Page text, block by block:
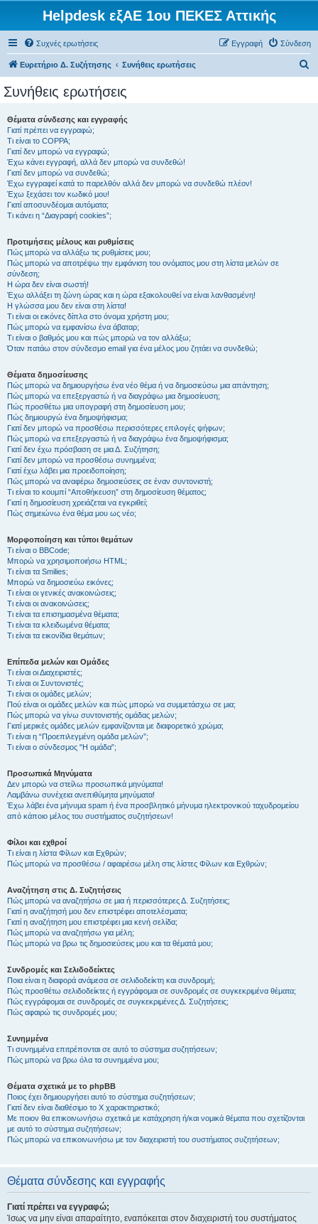
Helpdesk εξΑΕ 1ου ΠΕΚΕΣ Αττικής
Συχνές ερωτήσεις Σύνδεση
Εγγραφή
Ευρετήριο Δ. Συζήτησης Συνήθεις ερωτήσεις
Συνήθεις ερωτήσεις
Θέματα σύνδεσης και εγγραφής
Γιατί πρέπει να εγγραφώ;
Τι είναι το COPPA;
Γιατί δεν μπορώ να εγγραφώ;
Έχω κάνει εγγραφή, αλλά δεν μπορώ να συνδεθώ!
Γιατί δεν μπορώ να συνδεθώ;
Έχω εγγραφεί κατά το παρελθόν αλλά δεν μπορώ να συνδεθώ πλέον!
Έχω ξεχάσει τον κωδικό μου!
Γιατί αποσυνδέομαι αυτόματα;
Τι κάνει η “Διαγραφή cookies”;
Προτιμήσεις μέλους και ρυθμίσεις
Πώς μπορώ να αλλάξω τις ρυθμίσεις μου;
Πώς μπορώ να αποτρέψω την εμφάνιση του ονόματος μου στη λίστα μελών σε
σύνδεση;
Η ώρα δεν είναι σωστή!
Έχω αλλάξει τη ζώνη ώρας και η ώρα εξακολουθεί να είναι λανθασμένη!
Η γλώσσα μου δεν είναι στη λίστα!
Τι είναι οι εικόνες δίπλα στο όνομα χρήστη μου;
Πώς μπορώ να εμφανίσω ένα άβαταρ;
Τι είναι ο βαθμός μου και πώς μπορώ να τον αλλάξω;
Όταν πατάω στον σύνδεσμο email για ένα μέλος μου ζητάει να συνδεθώ;
Θέματα δημοσίευσης
Πώς μπορώ να δημιουργήσω ένα νέο θέμα ή να δημοσιεύσω μια απάντηση;
Πώς μπορώ να επεξεργαστώ ή να διαγράψω μια δημοσίευση;
Πώς προσθέτω μια υπογραφή στη δημοσίευση μου;
Πώς δημιουργώ ένα δημοψήφισμα;
Γιατί δεν μπορώ να προσθέσω περισσότερες επιλογές ψήφων;
Πώς μπορώ να επεξεργαστώ ή να διαγράψω ένα δημοψήφισμα;
Γιατί δεν έχω πρόσβαση σε μια Δ. Συζήτηση;
Γιατί δεν μπορώ να προσθέσω συνημμένα;
Γιατί έχω λάβει μια προειδοποίηση;
Πώς μπορώ να αναφέρω δημοσιεύσεις σε έναν συντονιστή;
Τι είναι το κουμπί “Αποθήκευση” στη δημοσίευση θέματος;
Γιατί η δημοσίευση χρειάζεται να εγκριθεί;
Πώς σημειώνω ένα θέμα μου ως νέο;
Μορφοποίηση και τύποι θεμάτων
Τι είναι ο BBCode;
Μπορώ να χρησιμοποιήσω HTML;
Τι είναι τα Smilies;
Μπορώ να δημοσιεύω εικόνες;
Τι είναι οι γενικές ανακοινώσεις;
Τι είναι οι ανακοινώσεις;
Τι είναι τα επισημασμένα θέματα;
Τι είναι τα κλειδωμένα θέματα;
Τι είναι τα εικονίδια θεμάτων;
Επίπεδα μελών και Ομάδες
Τι είναι οι Διαχειριστές;
Τι είναι οι Συντονιστές;
Τι είναι οι ομάδες μελών;
Πού είναι οι ομάδες μελών και πώς μπορώ να συμμετάσχω σε μια;
Πώς μπορώ να γίνω συντονιστής ομάδας μελών;
Γιατί μερικές ομάδες μελών εμφανίζονται με διαφορετικό χρώμα;
Τι είναι η “Προεπιλεγμένη ομάδα μελών”;
Τι είναι ο σύνδεσμος "Η ομάδα”;
Προσωπικά Μηνύματα
Δεν μπορώ να στείλω προσωπικά μηνύματα!
Λαμβάνω συνέχεια ανεπιθύμητα μηνύματα!
Έχω λάβει ένα μήνυμα spam ή ένα προσβλητικό μήνυμα ηλεκτρονικού ταχυδρομείου
από κάποιο μέλος του συστήματος συζητήσεων!
Φίλοι και εχθροί
Τι είναι η λίστα Φίλων και Εχθρών;
Πώς μπορώ να προσθέσω / αφαιρέσω μέλη στις λίστες Φίλων και Εχθρών;
Αναζήτηση στις Δ. Συζητήσεις
Πώς μπορώ να αναζητήσω σε μια ή περισσότερες Δ. Συζητήσεις;
Γιατί η αναζήτησή μου δεν επιστρέφει αποτελέσματα;
Γιατί η αναζήτηση μου επιστρέφει μια κενή σελίδα;
Πώς μπορώ να αναζητήσω για μέλη;
Πώς μπορώ να βρω τις δημοσιεύσεις μου και τα θέματά μου;
Συνδρομές και Σελιδοδείκτες
Ποια είναι η διαφορά ανάμεσα σε σελιδοδείκτη και συνδρομή;
Πώς προσθέτω σελιδοδείκτες ή εγγράφομαι σε συνδρομές σε συγκεκριμένα θέματα;
Πώς εγγράφομαι σε συνδρομές σε συγκεκριμένες Δ. Συζητήσεις;
Πώς αφαιρώ τις συνδρομές μου;
Συνημμένα
Τι συνημμένα επιτρέπονται σε αυτό το σύστημα συζητήσεων;
Πώς μπορώ να βρω όλα τα συνημμένα μου;
Θέματα σχετικά με το phpBB
Ποιος έχει δημιουργήσει αυτό το σύστημα συζητήσεων;
Γιατί δεν είναι διαθέσιμο το Χ χαρακτηριστικό;
Με ποιον θα επικοινωνήσω σχετικά με κατάχρηση ή/και νομικά θέματα που σχετίζονται
με αυτό το σύστημα συζητήσεων;
Πώς μπορώ να επικοινωνήσω με τον διαχειριστή του συστήματος συζητήσεων;
Θέματα σύνδεσης και εγγραφής
Γιατί πρέπει να εγγραφώ;
Ίσως να μην είναι απαραίτητο, εναπόκειται στον διαχειριστή του συστήματος